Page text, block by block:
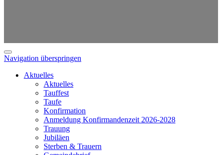
Navigation überspringen
Aktuelles
Aktuelles
Tauffest
Taufe
Konfirmation
Anmeldung Konfirmandenzeit 2026-2028
Trauung
Jubiläen
Sterben & Trauern